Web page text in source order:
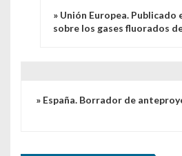
» Unión Europea. Publicado
sobre los gases fluorados
» España. Borrador de